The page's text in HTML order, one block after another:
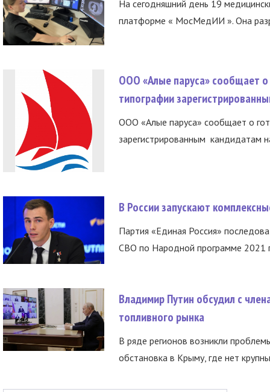
На сегодняшний день 19
платформе « МосМедИИ ». Она
ООО «Алые паруса» сообщает о
типографии
ООО «Алые паруса» сообщает о
зарегистрированным кандидатам
В России запускают
Партия «Единая Россия»
СВО по Народной программе 2021
Владимир Путин обсудил с
топливного рынка
В ряде регионов возникли
обстановка в Крыму, где нет